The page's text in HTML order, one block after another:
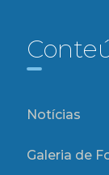
Notícias
Galeria de